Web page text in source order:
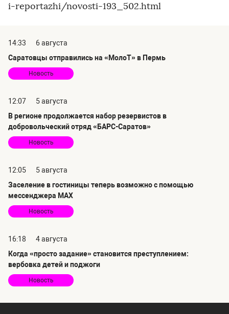
i-reportazhi/novosti-193_502.html
14:33
6 августа
Саратовцы отправились на «МолоТ» в Пермь
Новость
12:07
5 августа
В регионе продолжается набор резервистов в
добровольческий отряд «БАРС-Саратов»
Новость
12:05
5 августа
Заселение в гостиницы теперь возможно с помощью
мессенджера MAX
Новость
16:18
4 августа
Когда «просто задание» становится преступлением:
вербовка детей и поджоги
Новость